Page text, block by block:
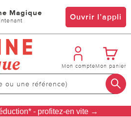
Magique Ouvrir l’appli
Mon compteMon panier
- profitez-en vite →